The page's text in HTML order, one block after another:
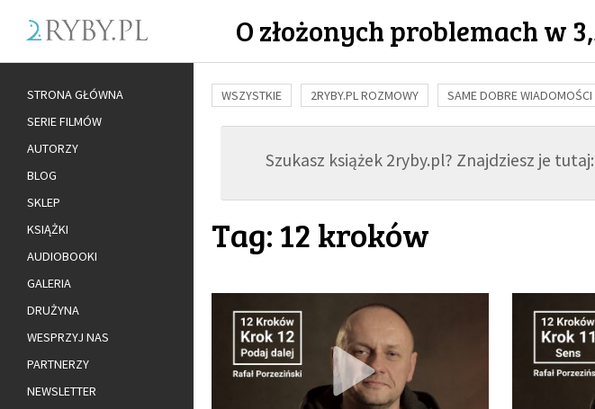
O złożonych problemach w
WSZYSTKIE 2RYBY.PL ROZMOWY SAME DOBRE WIADOMOŚCI
BUDOWANIE WIĘZI RODZINA NAUKA BIBLIA
ADOPCJASzukasz książek 2ryby.pl? Znajdziesz je tutaj:
Tag: 12 kroków
STRONA GŁÓWNA
SERIE FILMÓW
AUTORZY
BLOG
SKLEP
KSIĄŻKI
AUDIOBOOKI
GALERIA
DRUŻYNA
WESPRZYJ NAS
PARTNERZY
NEWSLETTER